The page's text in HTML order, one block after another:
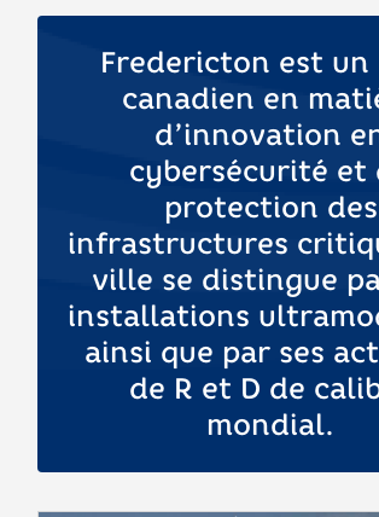
Fredericton est un
canadien en
d’innovation
cybersécurité et
protection des
infrastructures
ville se distingue
installations
ainsi que par ses
de R et D de
mondial.